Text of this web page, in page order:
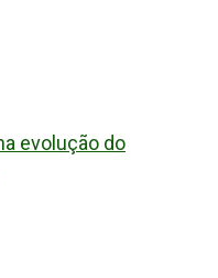
evolução do